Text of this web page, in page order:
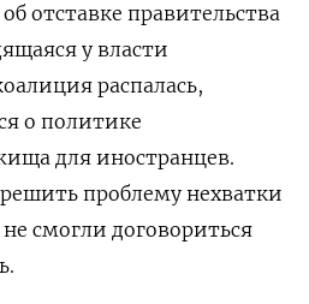
отставке правительства
у власти
распалась,
о политике
для иностранцев.
проблему нехватки
смогли договориться